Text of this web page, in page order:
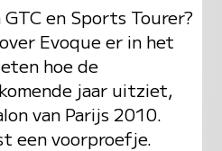
en Sports Tourer?
Evoque er in het
hoe de
jaar uitziet,
van Parijs 2010.
een voorproefje.